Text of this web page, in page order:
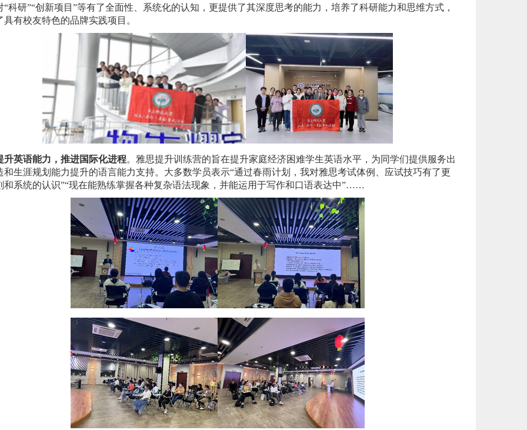
“科研”“创新项目”等有了全面性、系统化的认知，更提供了其深度思考的能力，培养了科研能力和思维方式，
具有校友特色的品牌实践项目。
语能力，推进国际化进程。雅思提升训练营的旨在提升家庭经济困难学生英语水平，为同学们提供服务出
和生涯规划能力提升的语言能力支持。大多数学员表示“通过春雨计划，我对雅思考试体例、应试技巧有了更
和系统的认识”“现在能熟练掌握各种复杂语法现象，并能运用于写作和口语表达中”……